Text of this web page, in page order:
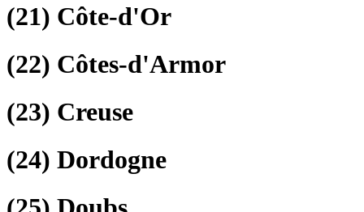
(21) Côte-d'Or
(22) Côtes-d'Armor
(23) Creuse
(24) Dordogne